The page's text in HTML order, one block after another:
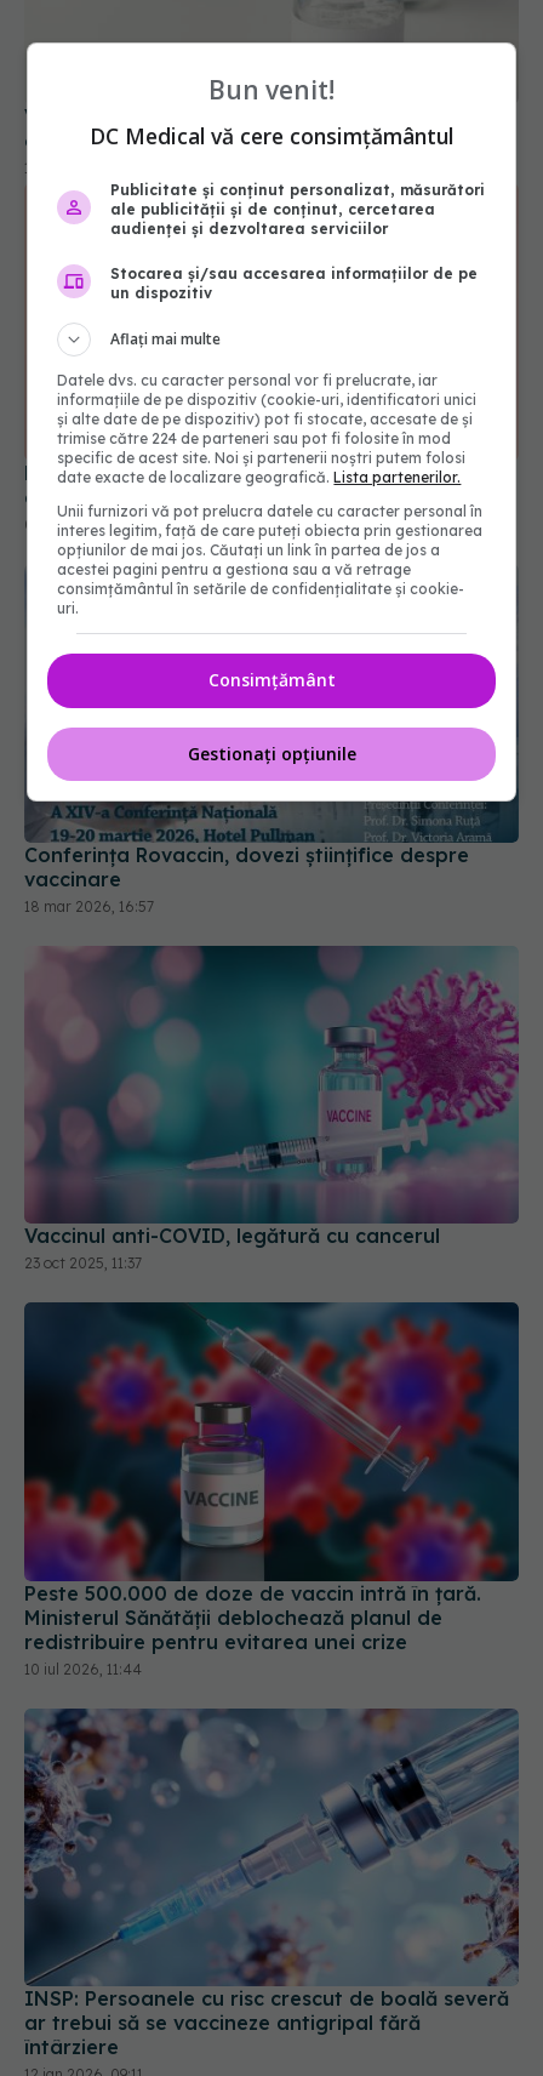
Vaccinul anti-COVID, impact semnificativ asupra
organelor. Ce s-a descoperit abia acum
Femeile vaccinate anti-HPV ar putea avea nevoie
de mult mai puține teste Babeș-Papanicolau
06 feb 2026, 15:45
Conferința Rovaccin, dovezi științifice despre
vaccinare
Vaccinul anti-COVID, legătură cu cancerul
23 oct 2025, 11:37
Peste 500.000 de doze de vaccin intră în țară.
Ministerul Sănătății deblochează planul de
redistribuire pentru evitarea unei crize
10 iul 2026, 11:44
INSP: Persoanele cu risc crescut de boală severă
ar trebui să se vaccineze antigripal fără
întârziere
12 ian 2026, 09:11
Bun venit!
DC Medical vă cere consimțământul
Publicitate și conținut personalizat, măsurători
ale publicității și de conținut, cercetarea
audienței și dezvoltarea serviciilor
Stocarea și/sau accesarea informațiilor de pe
un dispozitiv
Aflați mai multe
Datele dvs. cu caracter personal vor fi prelucrate, iar
informațiile de pe dispozitiv (cookie-uri, identificatori unici
și alte date de pe dispozitiv) pot fi stocate, accesate de și
trimise către 224 de parteneri sau pot fi folosite în mod
specific de acest site. Noi și partenerii noștri putem folosi
date exacte de localizare geografică.Lista partenerilor.
Unii furnizori vă pot prelucra datele cu caracter personal în
interes legitim, față de care puteți obiecta prin gestionarea
opțiunilor de mai jos. Căutați un link în partea de jos a
acestei pagini pentru a gestiona sau a vă retrage
consimțământul în setările de confidențialitate și cookie-
uri.
Consimțământ
Gestionați opțiunile